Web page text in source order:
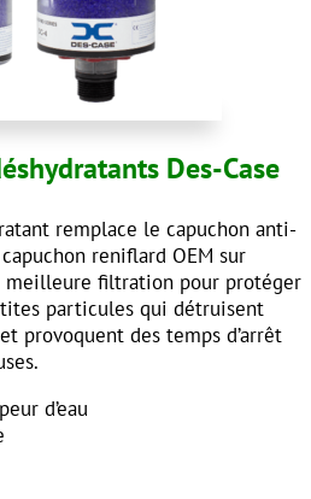
Des-Case
remplace le capuchon anti-
reniflard OEM sur
meilleure filtration pour protéger
particules qui détruisent
provoquent des temps d’arrêt
d’eau